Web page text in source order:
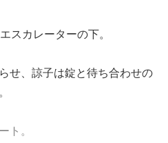
スカレーターの下。
せ、諒子は錠と待ち合わせの
ト。